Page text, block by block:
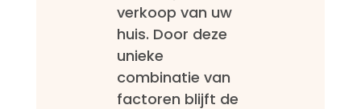
verkoop van uw
huis. Door deze
unieke
combinatie van
factoren blijft de